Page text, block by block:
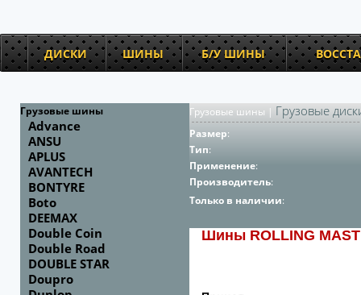
ДИСКИ ШИНЫ Б/У ШИНЫ
Грузовые шины
Advance
ANSU
APLUS
AVANTECH
BONTYRE
Boto
DEEMAX
Double Coin
Double Road
DOUBLE STAR
Doupro
Грузовые шины | Грузовые
Размер:
Тип:
Применение:
Производитель:
Только в наличии:
Шины ROLLING